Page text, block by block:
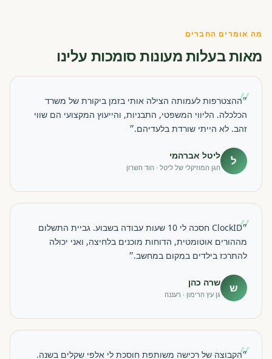
מה אומרים החברים
מאות בעלות מעונות סומכות עלינו
״
״ההצטרפות לעמותה הצילה אותי בזמן ביקורת של משרד
הכלכלה. הליווי המשפטי, התבניות, והייעוץ המקצועי הם שווי
זהב. לא הייתי שורדת בלעדיהם.״
ל ליטל אברהמי
הגן המוזיקלי של ליטל · הוד השרון
״
״ClockID חסכה לי 10 שעות עבודה בשבוע. גביית התשלום
מההורים אוטומטית, הדוחות מוכנים בלחיצה, ואני יכולה
להתרכז בילדים במקום במחשב.״
ש שרה כהן
גן עץ הרימון · רעננה
״הקבוצה של רכישה משותפת חוסכת לי אלפי שקלים בשנה.